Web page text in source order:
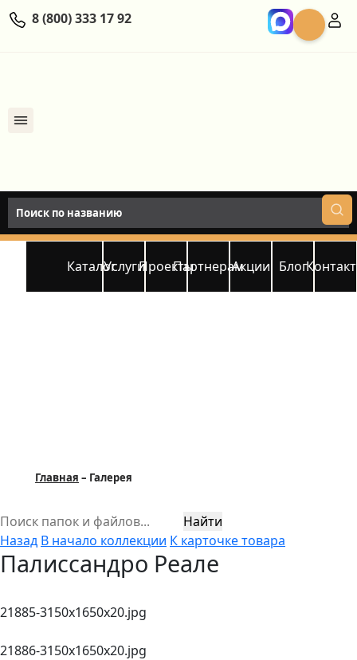
8 (800) 333 17 92
КаталогУслугиПроектыПартнерамАкции Блог
Главная Галерея
Найти
Назад В начало коллекции К карточке товара
Палиссандро Реале
21885-3150х1650x20.jpg
21886-3150х1650x20.jpg